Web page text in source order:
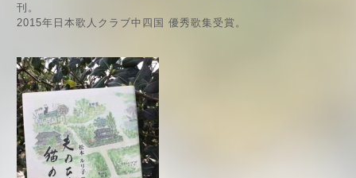
刊。
2015年日本歌人クラブ中四国 優秀歌集受賞。